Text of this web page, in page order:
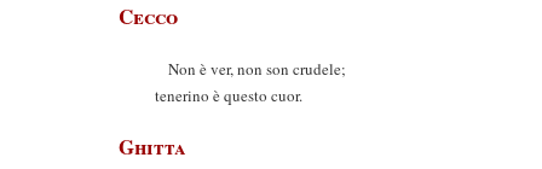
Cecco
Non è ver, non son crudele;
tenerino è questo cuor.
Ghitta